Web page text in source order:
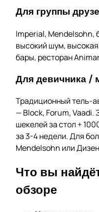
Для группы
Imperial, Mendelsohn,
высокий шум,
бары, ресторан
Для девичника /
Традиционный тель-
— Block, Forum,
шекелей за стол +
за 3-4 недели. Для
Mendelsohn или
Что вы
обзоре